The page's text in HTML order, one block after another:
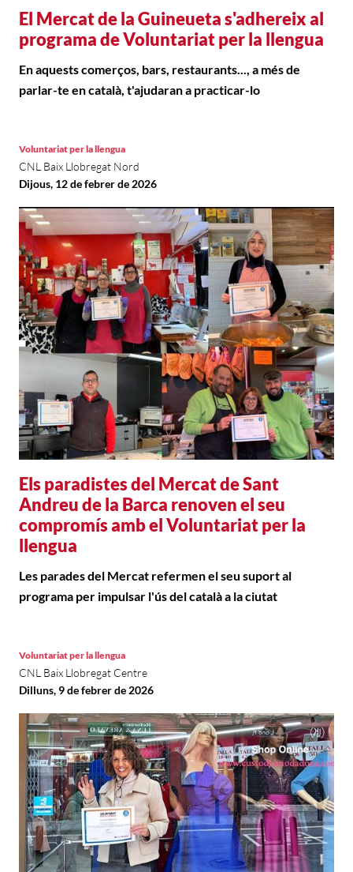
El Mercat de la Guineueta s'adhereix al
programa de Voluntariat per la llengua
En aquests comerços, bars, restaurants..., a més de
parlar-te en català, t'ajudaran a practicar-lo
Els paradistes del Mercat de Sant
Andreu de la Barca renoven el seu
compromís amb el Voluntariat per la
llengua
Voluntariat per la llengua
CNL Baix Llobregat Nord
Dijous, 12 de febrer de 2026
Les parades del Mercat refermen el seu suport al
programa per impulsar l'ús del català a la ciutat
Voluntariat per la llengua
CNL Baix Llobregat Centre
Dilluns, 9 de febrer de 2026